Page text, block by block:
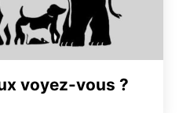
voyez-vous ?